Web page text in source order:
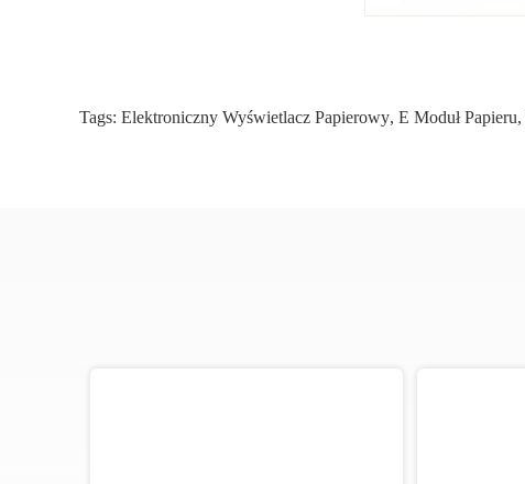
Tags: Elektroniczny Wyświetlacz Papierowy, E Moduł Papieru,